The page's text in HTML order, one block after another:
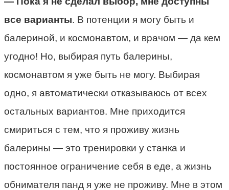
все варианты. В потенции я могу быть и
балериной, и космонавтом, и врачом — да кем
угодно! Но, выбирая путь балерины,
космонавтом я уже быть не могу. Выбирая
одно, я автоматически отказываюсь от всех
остальных вариантов. Мне приходится
смириться с тем, что я проживу жизнь
балерины — это тренировки у станка и
постоянное ограничение себя в еде, а жизнь
обнимателя панд я уже не проживу. Мне в этом